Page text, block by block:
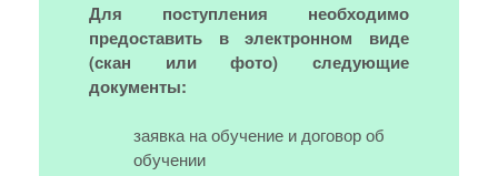
Для поступления необходимо
предоставить в электронном виде
(скан или фото) следующие
документы:
заявка на обучение и договор об
обучении